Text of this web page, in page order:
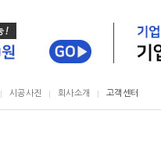
시공사진 회사소개 고객센터